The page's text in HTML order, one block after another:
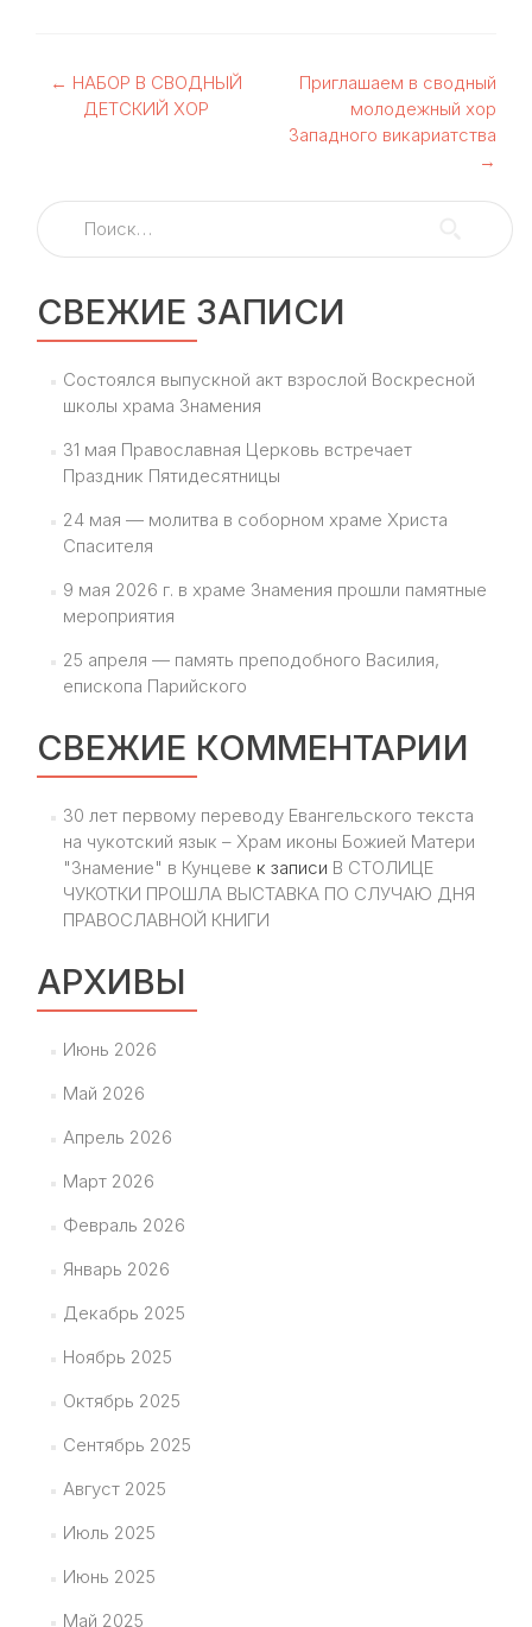
Навигация
← НАБОР В СВОДНЫЙ
ДЕТСКИЙ ХОР
Приглашаем в сводный
молодежный хор
Западного викариатства
→
Найти:
СВЕЖИЕ ЗАПИСИ
Состоялся выпускной акт взрослой Воскресной
школы храма Знамения
31 мая Православная Церковь встречает
Праздник Пятидесятницы
24 мая — молитва в соборном храме Христа
Спасителя
9 мая 2026 г. в храме Знамения прошли памятные
мероприятия
25 апреля — память преподобного Василия,
епископа Парийского
СВЕЖИЕ КОММЕНТАРИИ
30 лет первому переводу Евангельского текста
на чукотский язык – Храм иконы Божией Матери
"Знамение" в Кунцеве к записи В СТОЛИЦЕ
ЧУКОТКИ ПРОШЛА ВЫСТАВКА ПО СЛУЧАЮ ДНЯ
ПРАВОСЛАВНОЙ КНИГИ
АРХИВЫ
Июнь 2026
Май 2026
Апрель 2026
Март 2026
Февраль 2026
Январь 2026
Декабрь 2025
Ноябрь 2025
Октябрь 2025
Сентябрь 2025
Август 2025
Июль 2025
Июнь 2025
Май 2025